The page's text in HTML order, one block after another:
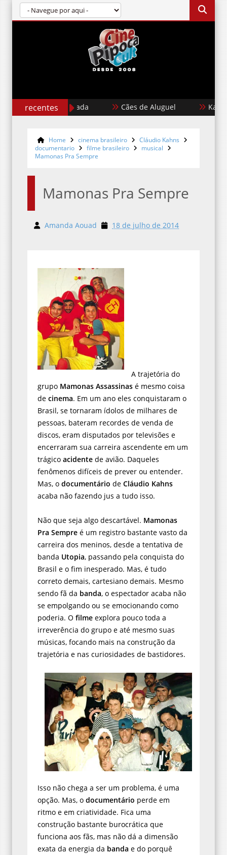
recentes
Garota Dourada Cães de Aluguel Karate
Home cinema brasileiro
Cláudio Kahns
documentario
filme brasileiro
musical
Mamonas Pra Sempre
Mamonas Pra Sempre
Amanda Aouad 18 de julho de 2014
A trajetória do
grupo Mamonas Assassinas é mesmo coisa
de cinema. Em um ano eles conquistaram o
Brasil, se tornaram ídolos de milhares de
pessoas, bateram recordes de venda de
discos, eram disputados por televisões e
encerraram sua carreira ascendente em um
trágico acidente de avião. Daqueles
fenômenos difíceis de prever ou entender.
Mas, o documentário de Cláudio Kahns
acaba não fazendo jus a tudo isso.
Não que seja algo descartável. Mamonas
Pra Sempre é um registro bastante vasto da
carreira dos meninos, desde a tentativa de
banda Utopia, passando pela conquista do
Brasil e o fim inesperado. Mas, é tudo
correto demais, cartesiano demais. Mesmo
sendo fã da banda, o espectador acaba não
se empolgando ou se emocionando como
poderia. O filme explora pouco toda a
irreverência do grupo e até mesmo suas
músicas, focando mais na construção da
trajetória e nas curiosidades de bastidores.
Isso não chega a ser um problema, é uma
opção. Mas, o documentário perde em
ritmo e em criatividade. Fica uma
construção bastante burocrática que
funciona aos fãs, mas não dá a dimensão
exata da energia da banda e do porquê